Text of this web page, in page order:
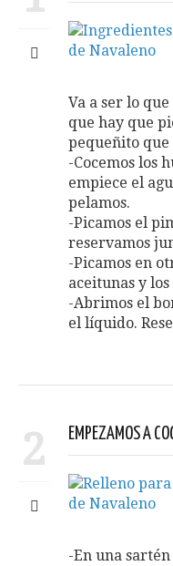
Va a ser lo
que hay que
pequeñito que
-Cocemos los
empiece el
pelamos.
-Picamos el
reservamos
-Picamos en
aceitunas y
-Abrimos el
el líquido.
2 EMPEZAMOS A
-En una